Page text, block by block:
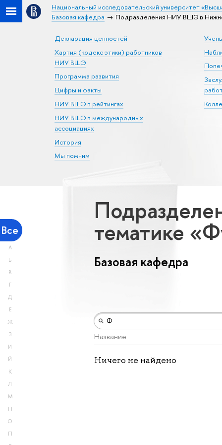
Национальный исследовательский университет
Базовая кафедра
Подразделения НИУ ВШЭ в
Декларация ценностей
Хартия (кодекс этики) работников
НИУ ВШЭ
Программа развития
Цифры и факты
НИУ ВШЭ в рейтингах
НИУ ВШЭ в международных
ассоциациях
История
Мы помним
Все
А
Б
В
Г
Д
Е
Ж
З
И
Й
К
Л
М
Н
О
П
тематике
Базовая кафедра
Название
Ничего не найдено